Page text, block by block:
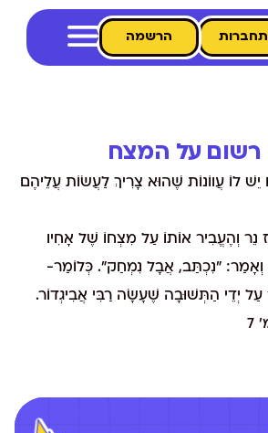
הרשמה
על המצח
לוֹ עֲווֹנוֹת שֶׁהוּא צָרִיךְ לַעֲשׂוֹת עֲלֵיהֶם
נֵר וְהֶעֱבִיר אוֹתוֹ עַל מִצְחוֹ שֶׁל אָחִיו
וְאָמַר: "נִכְתַּב, אֲבָל נִמְחַק". כְּלוֹמַר-
יְדֵי הַתְּשׁוּבָה שֶׁעָשָׂה רַבִּי אֲבִיגְדוֹר.